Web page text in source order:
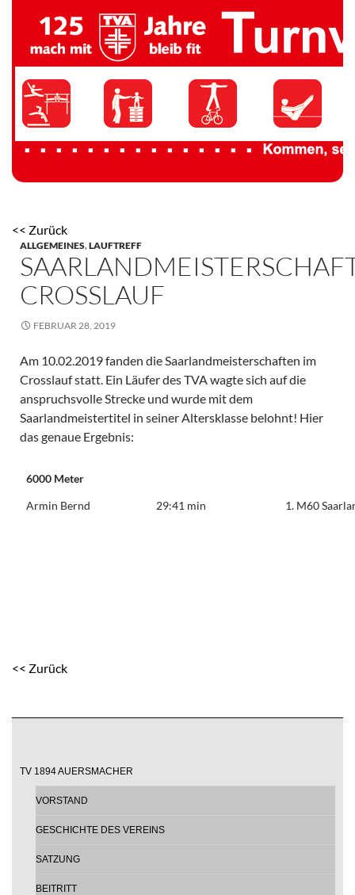
TV 1894 Auersmacher
<< Zurück
ALLGEMEINES,LAUFTREFF
CROSSLAUF
FEBRUAR 28, 2019
Am 10.02.2019 fanden die Saarlandmeisterschaften im
Crosslauf statt. Ein Läufer des TVA wagte sich auf die
anspruchsvolle Strecke und wurde mit dem
Saarlandmeistertitel in seiner Altersklasse belohnt! Hier
das genaue Ergebnis:
6000 Meter
Armin Bernd
29:41 min 1. M60
<< Zurück
TV 1894 AUERSMACHER
VORSTAND
GESCHICHTE DES VEREINS
SATZUNG
BEITRITT